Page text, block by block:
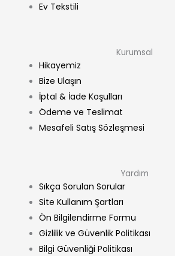
Ev Tekstili
Kurumsal
Hikayemiz
Bize Ulaşın
İptal & İade Koşulları
Ödeme ve Teslimat
Mesafeli Satış Sözleşmesi
Yardım
Sıkça Sorulan Sorular
Site Kullanım Şartları
Ön Bilgilendirme Formu
Gizlilik ve Güvenlik Politikası
Bilgi Güvenliği Politikası